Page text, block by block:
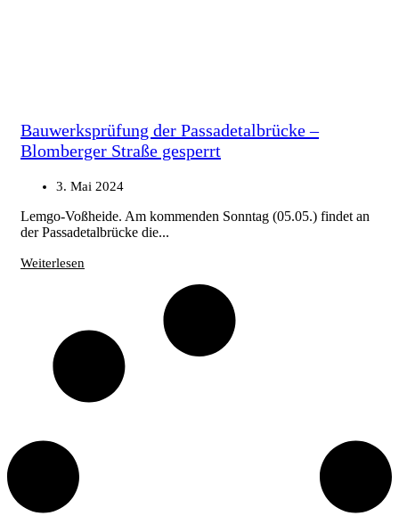
Bauwerksprüfung der Passadetalbrücke –
Blomberger Straße gesperrt
3. Mai 2024
Lemgo-Voßheide. Am kommenden Sonntag (05.05.) findet an
der Passadetalbrücke die...
Weiterlesen